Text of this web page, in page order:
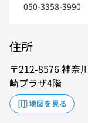
050-3358-3990
住所
212-8576神奈
崎プラザ4階
地図を見る